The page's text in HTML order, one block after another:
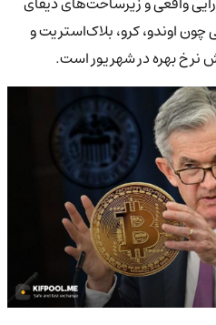
اوندو، کرو، بلاک‌استریت و
نرخ بهره در شهریور است.